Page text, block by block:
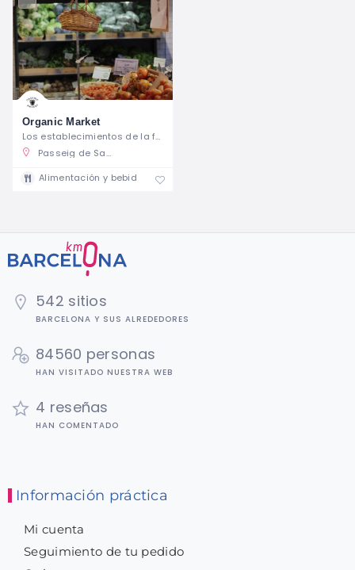
Organic Market
Los establecimientos de la familia
Passeig de Sant Joan, 46, Barcelona, España
Alimentación y bebidas
542 sitios
BARCELONA Y SUS ALREDEDORES
84560 personas
HAN VISITADO NUESTRA WEB
4 reseñas
HAN COMENTADO
Información práctica
Mi cuenta
Seguimiento de tu pedido